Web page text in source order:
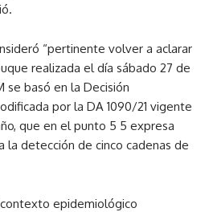
“pertinente volver a aclarar
realizada el día sábado 27 de
se basó en la Decisión
por la DA 1090/21 vigente
que en el punto 5 5 expresa
la detección de cinco cadenas de
epidemiológico